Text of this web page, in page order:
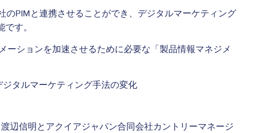
のPIMと連携させることができ、デジタルマーケティング
す。
ションを加速させるために必要な「製品情報マネジメ
タルマーケティング手法の変化
辺信明とアクイアジャパン合同会社カントリーマネージ